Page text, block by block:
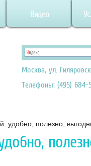
Видео
Москва, ул.
Телефоны: (495) 684-
удобно, полезно,